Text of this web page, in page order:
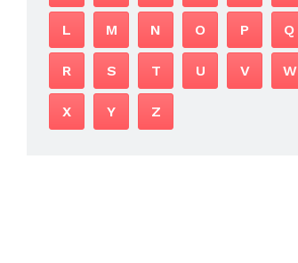
L M N O P Q
R S T U V W
X Y Z